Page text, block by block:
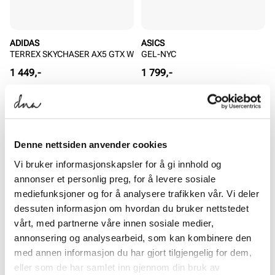
Denne nettsiden anvender cookies
Vi bruker informasjonskapsler for å gi innhold og
annonser et personlig preg, for å levere sosiale
mediefunksjoner og for å analysere trafikken vår. Vi deler
dessuten informasjon om hvordan du bruker nettstedet
vårt, med partnerne våre innen sosiale medier,
annonsering og analysearbeid, som kan kombinere den
med annen informasjon du har gjort tilgjengelig for dem,
eller som de har samlet inn gjennom din bruk av
ADIDAS
TERREX SKYCHASER AX5 GTX W
Pris
1 449,-
ASICS
GEL-NYC
Pris
1 799,-
NIKE
Terra Manta
Pris
474,-
Ordinær
SALG
BIRKENSTOCK
Florida III Platform BF Narrow
Rabattert
804,-
Ordinær